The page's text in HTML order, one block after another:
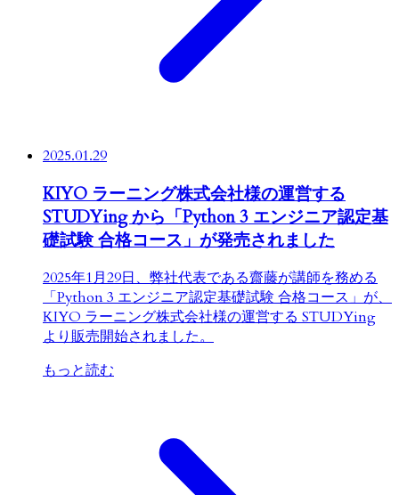
2025.01.29
KIYO ラーニング株式会社様の運営する
STUDYing から「Python 3 エンジニア認定基
礎試験 合格コース」が発売されました
2025年1月29日、弊社代表である齋藤が講師を務める
「Python 3 エンジニア認定基礎試験 合格コース」が、
KIYO ラーニング株式会社様の運営する STUDYing
より販売開始されました。
もっと読む